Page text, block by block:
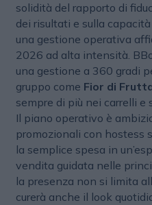
solidità del rapporto di
dei risultati e sulla
una gestione operativa
2026 ad alta intensità.
una gestione a 360 gradi
gruppo come Fior di
sempre di più nei carrelli e
Il piano operativo è
promozionali con hostess
la semplice spesa in
vendita guidata nelle
la presenza non si limita
curerà anche il look